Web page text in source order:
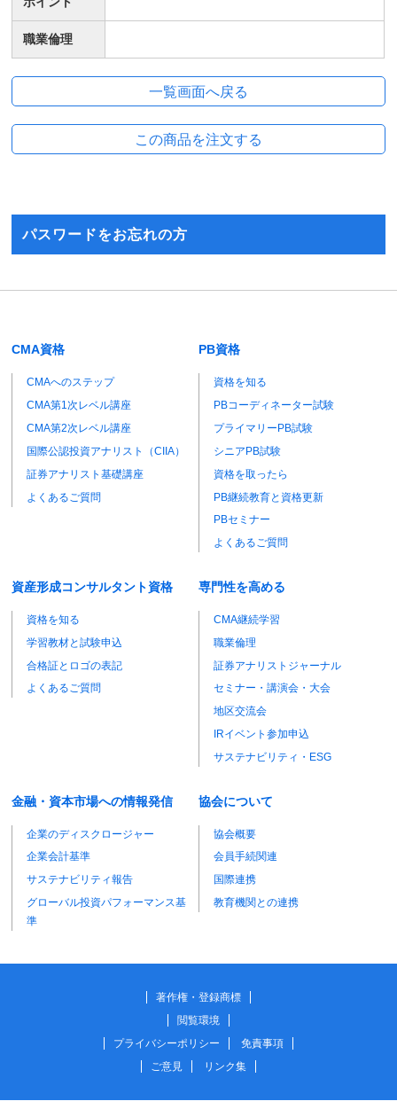
職業倫理
パスワードをお忘れの方
CMA資格
CMAへのステップ
CMA第1次レベル講座
CMA第2次レベル講座
国際公認投資アナリスト（CIIA）
証券アナリスト基礎講座
よくあるご質問
PB資格
資格を知る
PBコーディネーター試験
プライマリーPB試験
シニアPB試験
資格を取ったら
PB継続教育と資格更新
PBセミナー
よくあるご質問
資産形成コンサルタント資格
資格を知る
学習教材と試験申込
合格証とロゴの表記
よくあるご質問
専門性を高める
CMA継続学習
職業倫理
証券アナリストジャーナル
セミナー・講演会・大会
地区交流会
IRイベント参加申込
サステナビリティ・ESG
金融・資本市場への情報発信
企業のディスクロージャー
企業会計基準
サステナビリティ報告
グローバル投資パフォーマンス基
準
協会について
協会概要
会員手続関連
国際連携
教育機関との連携
著作権・登録商標
閲覧環境
プライバシーポリシー
免責事項
ご意見
リンク集